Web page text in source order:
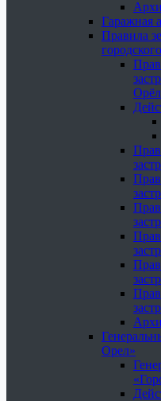
Гаражная
Правила
Орёл
Орел»